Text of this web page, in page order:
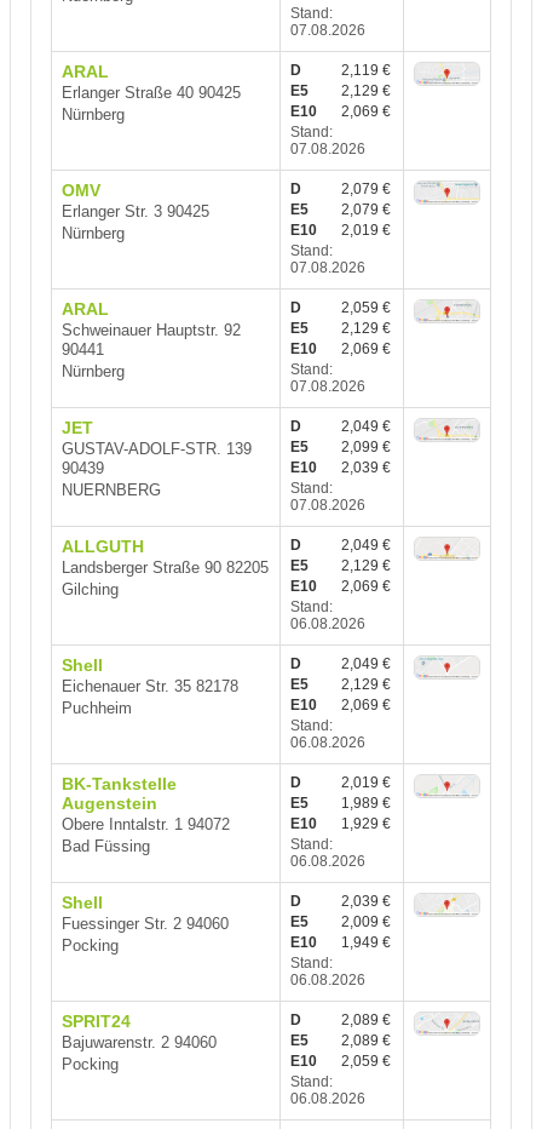
Stand:
07.08.2026
ARAL
Erlanger Straße 40 90425
Nürnberg
D
2,119 €
E5
2,129 €
E10
2,069 €
Stand:
07.08.2026
OMV
Erlanger Str. 3 90425
Nürnberg
D
2,079 €
E5
2,079 €
E10
2,019 €
Stand:
07.08.2026
ARAL
Schweinauer Hauptstr. 92
90441
Nürnberg
D
2,059 €
E5
2,129 €
E10
2,069 €
Stand:
07.08.2026
JET
GUSTAV-ADOLF-STR. 139
90439
NUERNBERG
D
2,049 €
E5
2,099 €
E10
2,039 €
Stand:
07.08.2026
ALLGUTH
Landsberger Straße 90 82205
Gilching
D
2,049 €
E5
2,129 €
E10
2,069 €
Stand:
06.08.2026
Shell
Eichenauer Str. 35 82178
Puchheim
D
2,049 €
E5
2,129 €
E10
2,069 €
Stand:
06.08.2026
BK-Tankstelle
Augenstein
Obere Inntalstr. 1 94072
Bad Füssing
D
2,019 €
E5
1,989 €
E10
1,929 €
Stand:
06.08.2026
Shell
Fuessinger Str. 2 94060
Pocking
D
2,039 €
E5
2,009 €
E10
1,949 €
Stand:
06.08.2026
SPRIT24
Bajuwarenstr. 2 94060
Pocking
D
2,089 €
E5
2,089 €
E10
2,059 €
Stand:
06.08.2026